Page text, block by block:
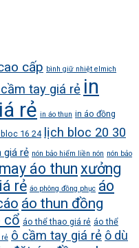
cấp bình giữ nhiệt elmich
tay giá rẻ in
rẻ in áo thun in áo đồng
bloc 16 24 lịch bloc 20 30
giá rẻ nón bảo hiểm liền nón nón bảo
áo thunxưởng
rẻ áo phông đồng phục áo
áo thun đồng
cổ áo thể thao giá rẻ áo thể
rẻ ô cầm tay giá rẻ ô dù